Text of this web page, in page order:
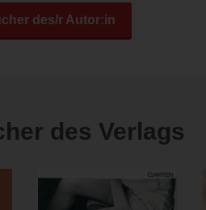
des/r Autor:in
des Verlags